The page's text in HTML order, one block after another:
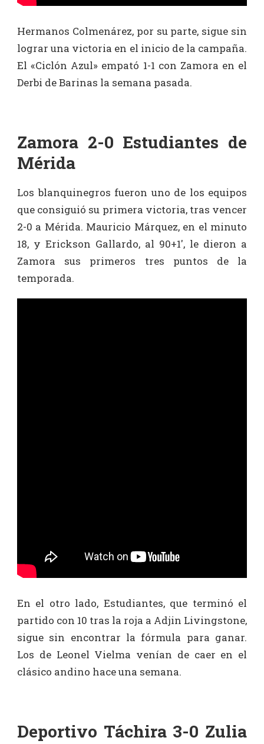
Hermanos Colmenárez, por su parte, sigue sin
lograr una victoria en el inicio de la campaña.
El «Ciclón Azul» empató 1-1 con Zamora en el
Derbi de Barinas la semana pasada.
Zamora 2-0 Estudiantes de
Mérida
Los blanquinegros fueron uno de los equipos
que consiguió su primera victoria, tras vencer
2-0 a Mérida. Mauricio Márquez, en el minuto
18, y Erickson Gallardo, al 90+1′, le dieron a
Zamora sus primeros tres puntos de la
temporada.
En el otro lado, Estudiantes, que terminó el
partido con 10 tras la roja a Adjin Livingstone,
sigue sin encontrar la fórmula para ganar.
Los de Leonel Vielma venían de caer en el
clásico andino hace una semana.
Deportivo Táchira 3-0 Zulia